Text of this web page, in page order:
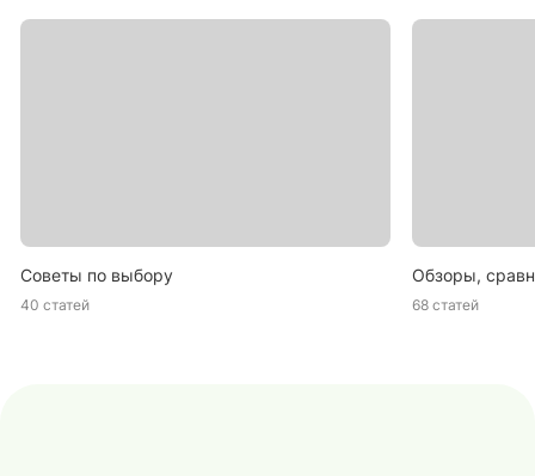
Советы по выбору
40 статей
Обзоры,
68 статей